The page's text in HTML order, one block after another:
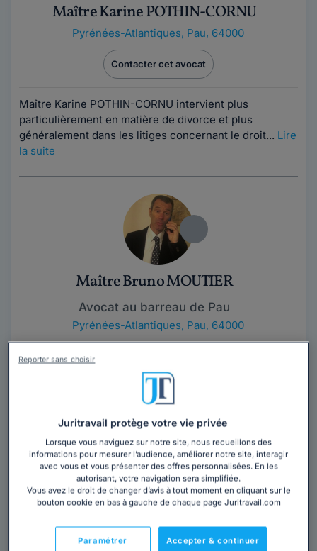
Maître Karine POTHIN-CORNU
Pyrénées-Atlantiques, Pau, 64000
Contacter cet avocat
Maître Karine POTHIN-CORNU intervient plus
particulièrement en matière de divorce et plus
généralement dans les litiges concernant le droit... Lire
la suite
Maître Bruno MOUTIER
Avocat au barreau de Pau
Pyrénées-Atlantiques, Pau, 64000
Titulaire D'une maîtrise en droit public et d'un DESS de
droit des affaires, j'ai prêté serment mi-septembre
1987. J'exerce en qualité...Lire la suite
Juritravail protège votre vie privée
Lorsque vous naviguez sur notre site, nous recueillons des
informations pour mesurer l’audience, améliorer notre site, interagir
avec vous et vous présenter des offres personnalisées. En les
autorisant, votre navigation sera simplifiée.
Vous avez le droit de changer d’avis à tout moment en cliquant sur le
bouton cookie en bas à gauche de chaque page Juritravail.com
Accepter & continuer
Paramétrer
Reporter sans choisir